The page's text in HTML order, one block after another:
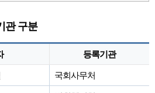
관 구분
등록기관
국회사무처